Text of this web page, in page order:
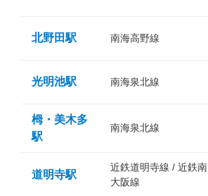
北野田駅 南海高野線
光明池駅 南海泉北線
栂・美木多
駅
南海泉北線
道明寺駅
近鉄道明寺線 / 近鉄南
大阪線